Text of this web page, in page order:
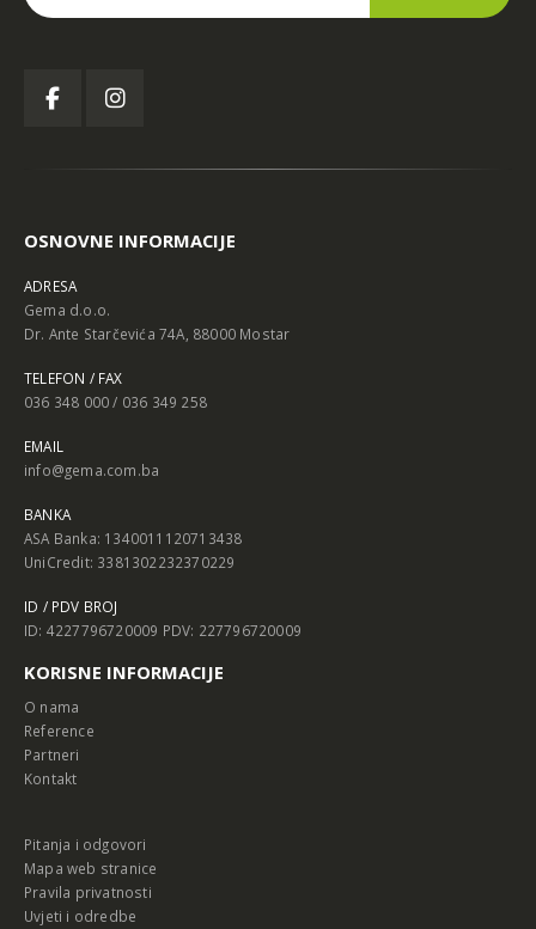
OSNOVNE INFORMACIJE
ADRESA
Gema d.o.o.
Dr. Ante Starčevića 74A, 88000 Mostar
TELEFON / FAX
036 348 000 / 036 349 258
EMAIL
info@gema.com.ba
BANKA
ASA Banka: 1340011120713438
UniCredit: 3381302232370229
ID / PDV BROJ
ID: 4227796720009 PDV: 227796720009
KORISNE INFORMACIJE
O nama
Reference
Partneri
Kontakt
Pitanja i odgovori
Mapa web stranice
Pravila privatnosti
Uvjeti i odredbe